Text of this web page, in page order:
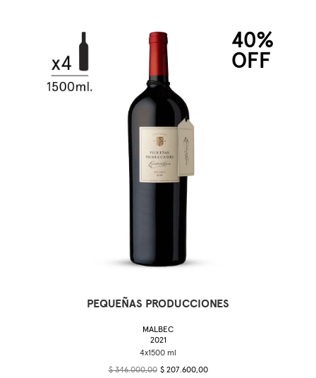
40%
OFF
PEQUEÑAS PRODUCCIONES
MALBEC
2021
$ 346.000,00 $ 207.600,00